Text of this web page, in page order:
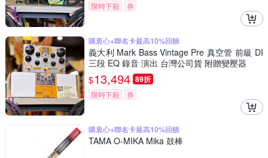
限時下殺 券
購衷心+聯名卡最高10%回饋
義大利 Mark Bass Vintage Pre 真空管 前級 DI
三段 EQ 錄音 演出 台灣公司貨 附贈變壓器
$13,494 89折
限時下殺 券
購衷心+聯名卡最高10%回饋
TAMA O-MIKA Mika 鼓棒